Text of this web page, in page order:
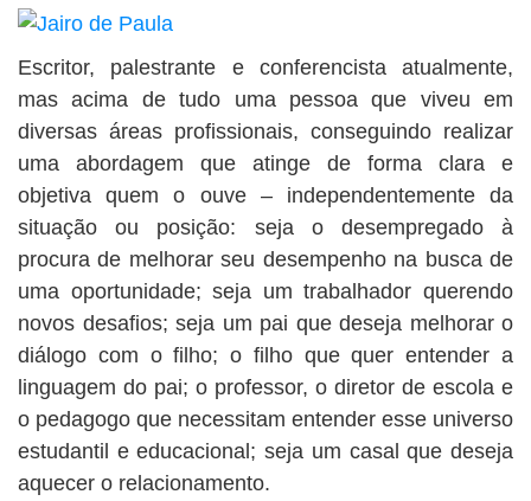
Escritor, palestrante e conferencista atualmente,
mas acima de tudo uma pessoa que viveu em
diversas áreas profissionais, conseguindo realizar
uma abordagem que atinge de forma clara e
objetiva quem o ouve – independentemente da
situação ou posição: seja o desempregado à
procura de melhorar seu desempenho na busca de
uma oportunidade; seja um trabalhador querendo
novos desafios; seja um pai que deseja melhorar o
diálogo com o filho; o filho que quer entender a
linguagem do pai; o professor, o diretor de escola e
o pedagogo que necessitam entender esse universo
estudantil e educacional; seja um casal que deseja
aquecer o relacionamento.